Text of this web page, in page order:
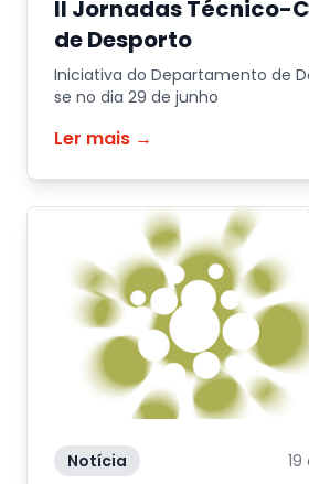
II Jornadas Técnico-
de Desporto
Iniciativa do Departamento de
se no dia 29 de junho
Ler mais →
Notícia